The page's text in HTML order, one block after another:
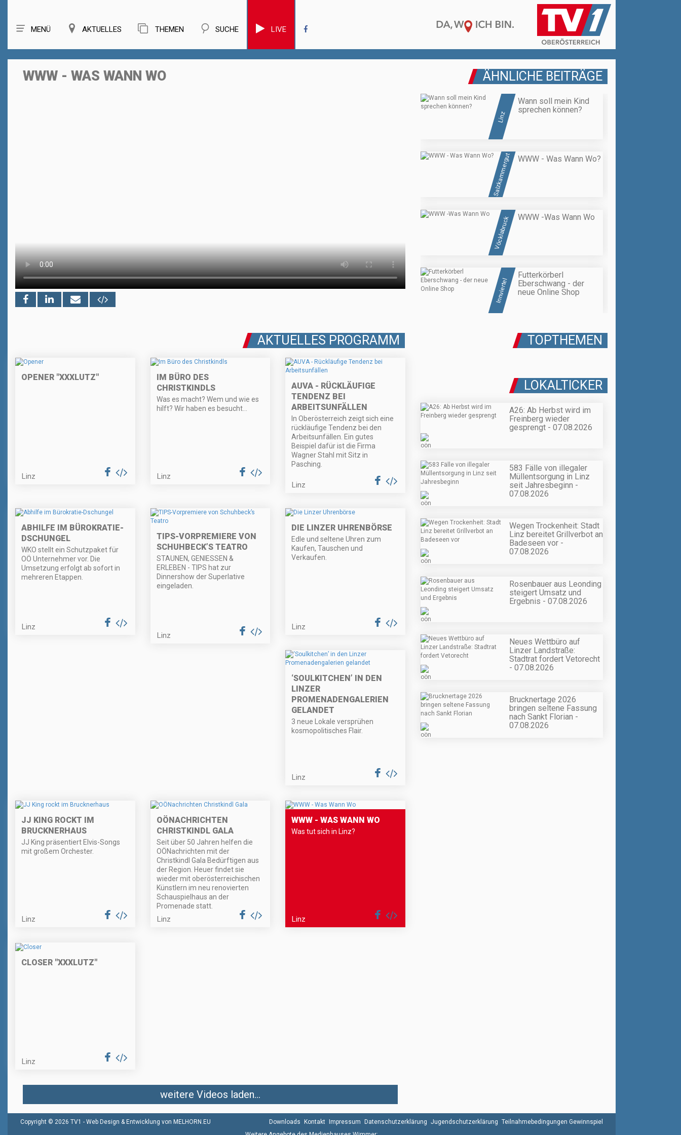
MENÜ AKTUELLES THEMEN SUCHE LIVE
WWW - WAS WANN WO ÄHNLICHE BEITRÄGE
Linz
Wann soll mein Kind
sprechen können?
Salzkammergut WWW - Was Wann Wo?
Vöcklabruck WWW -Was Wann Wo
Innviertel
Futterkörberl
Eberschwang - der
neue Online Shop
AKTUELLES PROGRAMM
OPENER "XXXLUTZ"
Linz
IM BÜRO DES
CHRISTKINDLS
Was es macht? Wem und wie es
hilft? Wir haben es besucht…
Linz
AUVA - RÜCKLÄUFIGE
TENDENZ BEI
ARBEITSUNFÄLLEN
In Oberösterreich zeigt sich eine
rückläufige Tendenz bei den
Arbeitsunfällen. Ein gutes
Beispiel dafür ist die Firma
Wagner Stahl mit Sitz in
Pasching.
Linz
ABHILFE IM BÜROKRATIE-
DSCHUNGEL
WKO stellt ein Schutzpaket für
OÖ Unternehmer vor. Die
Umsetzung erfolgt ab sofort in
mehreren Etappen.
Linz
TIPS-VORPREMIERE VON
SCHUHBECK’S TEATRO
STAUNEN, GENIESSEN &
ERLEBEN - TIPS hat zur
Dinnershow der Superlative
eingeladen.
Linz
DIE LINZER UHRENBÖRSE
Edle und seltene Uhren zum
Kaufen, Tauschen und
Verkaufen.
Linz
‘SOULKITCHEN’ IN DEN
LINZER
PROMENADENGALERIEN
GELANDET
3 neue Lokale versprühen
kosmopolitisches Flair.
Linz
JJ KING ROCKT IM
BRUCKNERHAUS
JJ King präsentiert Elvis-Songs
mit großem Orchester.
Linz
OÖNACHRICHTEN
CHRISTKINDL GALA
Seit über 50 Jahren helfen die
OÖNachrichten mit der
Christkindl Gala Bedürftigen aus
der Region. Heuer findet sie
wieder mit oberösterreichischen
Künstlern im neu renovierten
Schauspielhaus an der
Promenade statt.
Linz
WWW - WAS WANN WO
Was tut sich in Linz?
Linz
CLOSER "XXXLUTZ"
Linz
weitere Videos laden...
TOPTHEMEN
LOKALTICKER
A26: Ab Herbst wird im
Freinberg wieder
gesprengt - 07.08.2026
583 Fälle von illegaler
Müllentsorgung in Linz
seit Jahresbeginn -
07.08.2026
Wegen Trockenheit: Stadt
Linz bereitet Grillverbot an
Badeseen vor -
07.08.2026
Rosenbauer aus Leonding
steigert Umsatz und
Ergebnis - 07.08.2026
Neues Wettbüro auf
Linzer Landstraße:
Stadtrat fordert Vetorecht
- 07.08.2026
Brucknertage 2026
bringen seltene Fassung
nach Sankt Florian -
07.08.2026
Copyright © 2026 TV1 - Web Design & Entwicklung von MELHORN.EU Downloads Kontakt Impressum Datenschutzerklärung Jugendschutzerklärung Teilnahmebedingungen Gewinnspiel